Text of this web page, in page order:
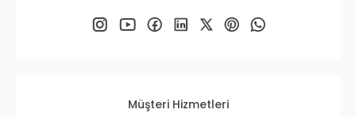
Müşteri Hizmetleri